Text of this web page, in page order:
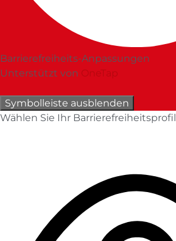
Barrierefreiheits-Anpassungen
Unterstützt von OneTap
Symbolleiste ausblenden
Wählen Sie Ihr Barrierefreiheitsprofil